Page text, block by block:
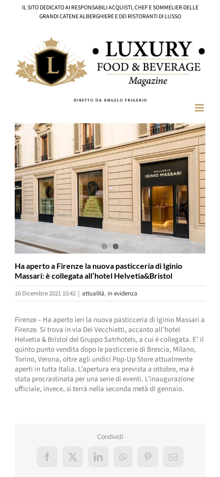
IL SITO DEDICATO AI RESPONSABILI ACQUISTI, CHEF E SOMMELIER DELLE
GRANDI CATENE ALBERGHIERE E DEI RISTORANTI DI LUSSO
Ingrandisci
immagine
Ha aperto a Firenze la nuova pasticceria di Iginio
Massari: è collegata all’hotel Helvetia&Bristol
16 Dicembre 2021 10:42 | attualità, in evidenza
Firenze – Ha aperto ieri la nuova pasticceria di Iginio Massari a
Firenze. Si trova in via Dei Vecchietti, accanto all’hotel
Helvetia & Bristol del Gruppo Satrhotels, a cui è collegata. E’ il
quinto punto vendita dopo le pasticcerie di Brescia, Milano,
Torino, Verona, oltre agli undici Pop-Up Store attualmente
aperti in tutta Italia. L’apertura era prevista a ottobre, ma è
stata procrastinata per una serie di eventi. L’inaugurazione
ufficiale, invece, si terrà nella seconda metà di gennaio.
Condividi
Facebook
X LinkedInWhatsAppPinterestEmail